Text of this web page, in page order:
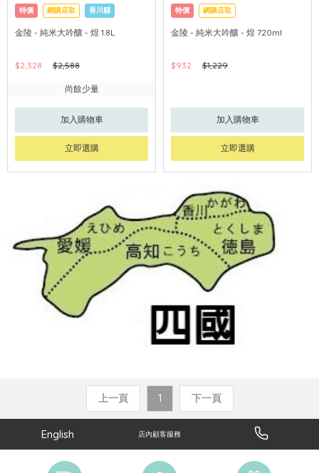
特價 網購店取 香川縣
金陵 - 純米大吟釀 - 煌 1.8L
$2,328 $2,588
尚餘少量
加入購物車
立即選購
特價 網購店取
金陵 - 純米大吟釀 - 煌 720ml
$932 $1,229
加入購物車
立即選購
上一頁 1 下一頁
English 店內顧客服務